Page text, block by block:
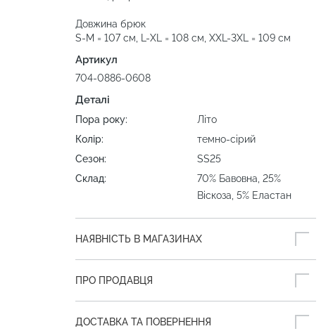
Довжина брюк
S-M = 107 см, L-XL = 108 см, XXL-3XL = 109 см
Артикул
704-0886-0608
Деталі
Пора року:
Літо
Колір:
темно-сірий
Сезон:
SS25
Склад:
70% Бавовна, 25%
Віскоза, 5% Еластан
НАЯВНІСТЬ В МАГАЗИНАХ
ПРО ПРОДАВЦЯ
ДОСТАВКА ТА ПОВЕРНЕННЯ